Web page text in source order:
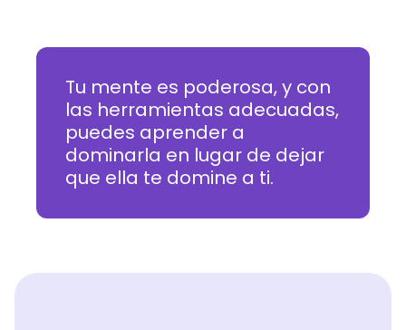
Tu mente es poderosa, y con
las herramientas adecuadas,
puedes aprender a
dominarla en lugar de dejar
que ella te domine a ti.